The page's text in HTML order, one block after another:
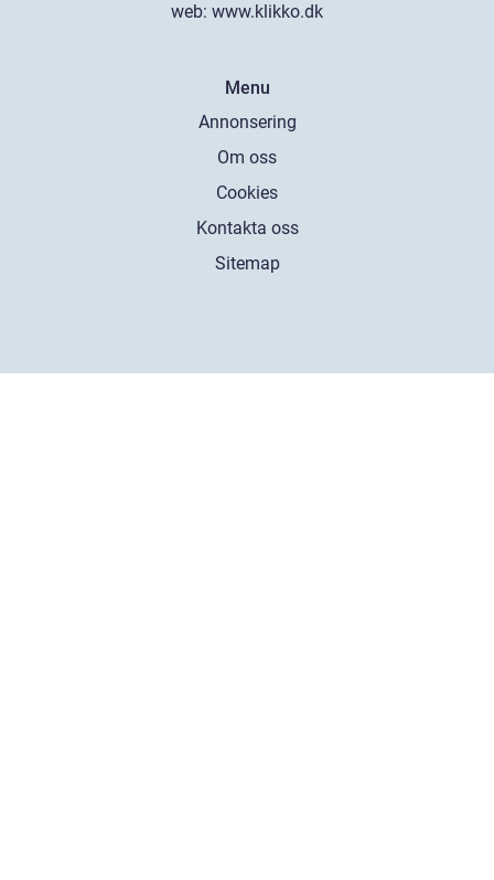
web: www.klikko.dk
Menu
Annonsering
Om oss
Cookies
Kontakta oss
Sitemap